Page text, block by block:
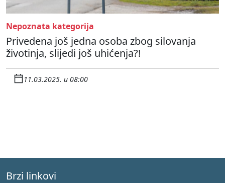
Nepoznata kategorija
Privedena još jedna osoba zbog silovanja
životinja, slijedi još uhićenja?!
11.03.2025. u 08:00
Brzi linkovi